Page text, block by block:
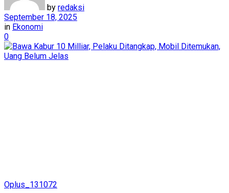
by redaksi
September 18, 2025
in Ekonomi
0
Oplus_131072